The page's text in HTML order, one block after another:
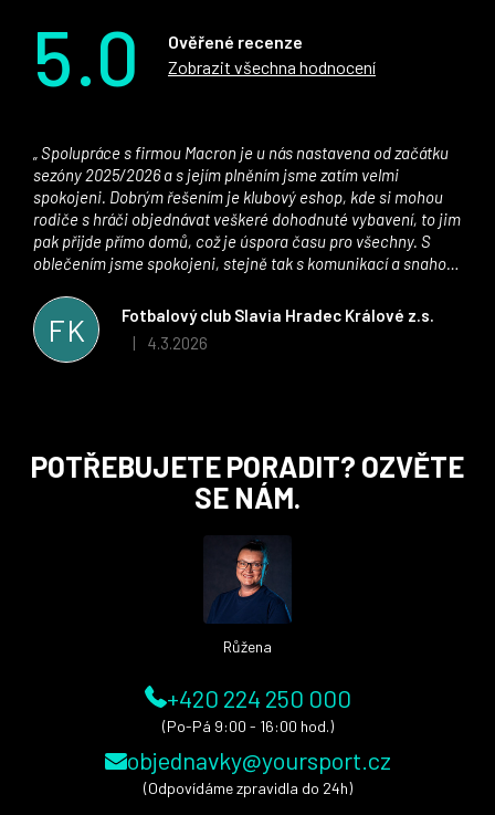
5.0
Ověřené recenze
Zobrazit všechna hodnocení
FK
Fotbalový club Slavia Hradec Králové z.s.
Hodnocení obchodu je 5 z 5 hvězdiček.
| 4.3.2026
sezóny 2025/2026 a s jejím plněním jsme zatím velmi
spokojeni. Dobrým řešením je klubový eshop, kde si mohou
rodiče s hráči objednávat veškeré dohodnuté vybavení, to jim
pak přijde přímo domů, což je úspora času pro všechny. S
oblečením jsme spokojeni, stejně tak s komunikací a snahou
stran. Věříme, že v tomto duchu bude spolupráce pokračovat
i nadále, nyní už začínáme řešit i první sady dresů ;)
POTŘEBUJETE PORADIT? OZVĚTE
SE NÁM.
Růžena
+420 224 250 000
(Po-Pá 9:00 - 16:00 hod.)
objednavky@yoursport.cz
(Odpovídáme zpravidla do 24h)